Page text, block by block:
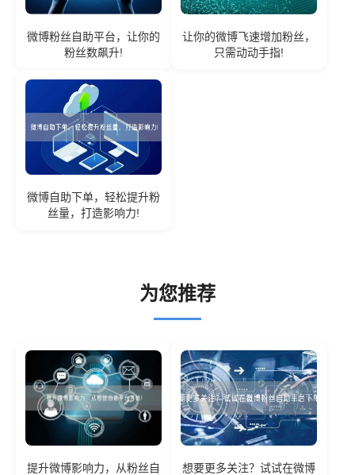
微博粉丝自助平台，让你的
粉丝数飙升!
让你的微博飞速增加粉丝，
只需动动手指!
微博自助下单，轻松提升粉
丝量，打造影响力!
为您推荐
提升微博影响力，从粉丝自
想要更多关注？试试在微博